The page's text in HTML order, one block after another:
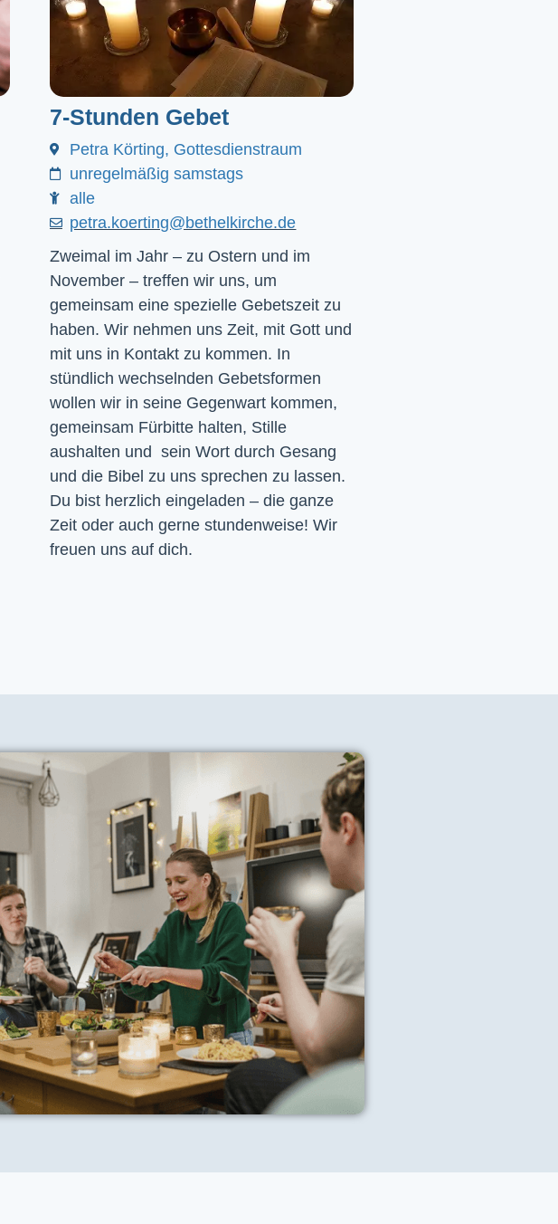
7-Stunden Gebet
Petra Körting, Gottesdienstraum
unregelmäßig samstags
alle
petra.koerting@bethelkirche.de
Zweimal im Jahr – zu Ostern und im
November – treffen wir uns, um
gemeinsam eine spezielle Gebetszeit zu
haben. Wir nehmen uns Zeit, mit Gott und
mit uns in Kontakt zu kommen. In
stündlich wechselnden Gebetsformen
wollen wir in seine Gegenwart kommen,
gemeinsam Fürbitte halten, Stille
aushalten und sein Wort durch Gesang
und die Bibel zu uns sprechen zu lassen.
Du bist herzlich eingeladen – die ganze
Zeit oder auch gerne stundenweise! Wir
freuen uns auf dich.